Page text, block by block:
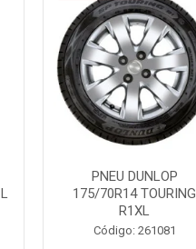
PNEU DUNLOP
175/70R14 TOURING
R1XL
Código: 261081